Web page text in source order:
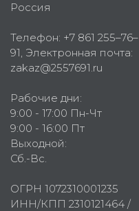
Россия
Телефон: +7 861 255–76–
91, Электронная почта:
zakaz@2557691.ru
Рабочие дни:
9:00 - 17:00 Пн-Чт
9:00 - 16:00 Пт
Выходной:
Сб.-Вс.
ОГРН 1072310001235
ИНН/КПП 2310121464 /